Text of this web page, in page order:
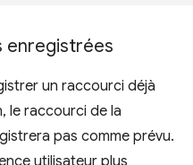
enregistrées
un raccourci déjà
le raccourci de la
pas comme prévu.
utilisateur plus